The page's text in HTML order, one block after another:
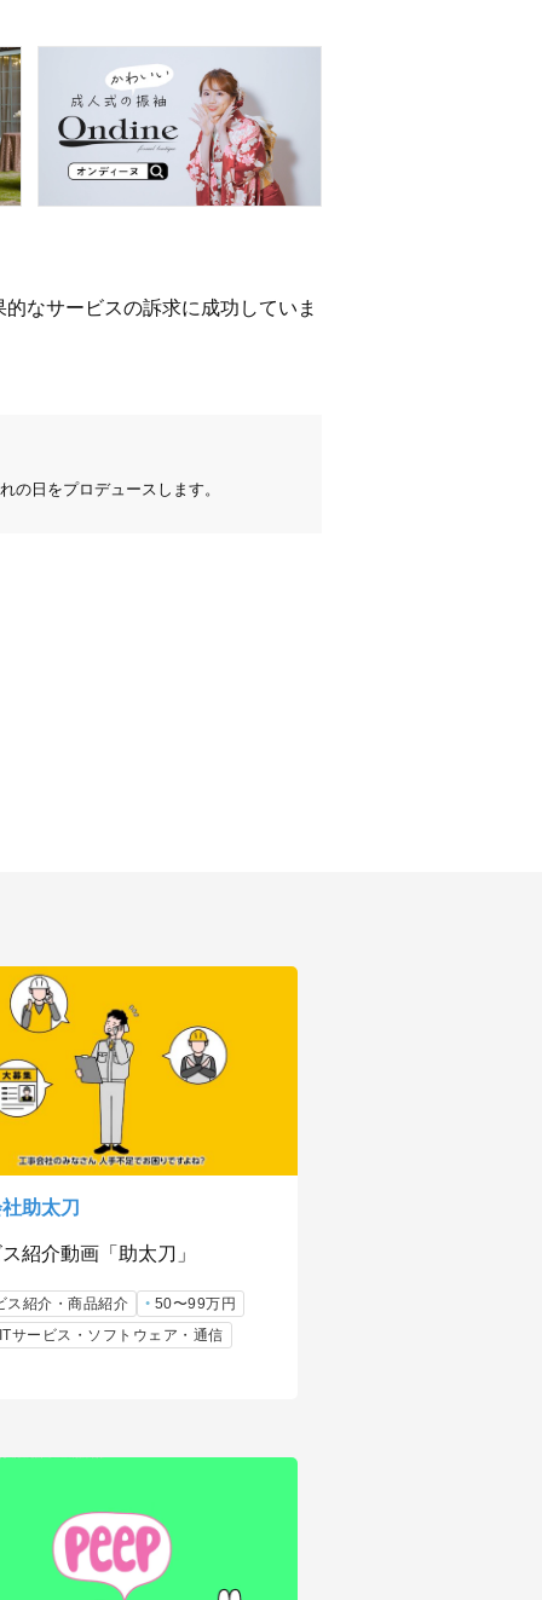
なサービスの訴求に成功していま
の日をプロデュースします。
助太刀
紹介動画「助太刀」
ス紹介・商品紹介
50〜99万円
サービス・ソフトウェア・通信